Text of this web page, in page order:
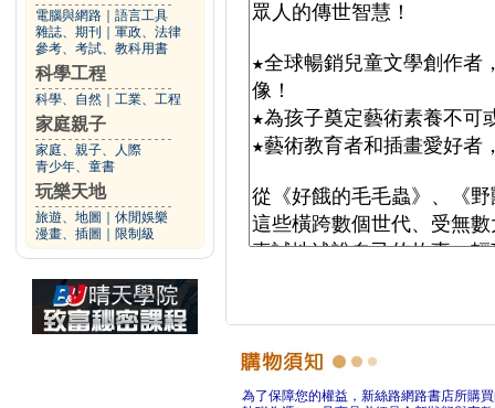
電腦與網路
語言工具
雜誌、期刊
軍政、法律
參考、考試、教科用書
科學工程
科學、自然 工業、工程
家庭親子
家庭、親子、人際
青少年、童書
玩樂天地
旅遊、地圖
休閒娛樂
漫畫、插圖
限制級
為了保障您的權益，新絲路網路書店所購